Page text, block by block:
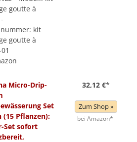
goutte à
kit
goutte à
Micro-Drip-
Set
(15 Pflanzen):
Set sofort
32,12 €*
Zum Shop »
bei Amazon*